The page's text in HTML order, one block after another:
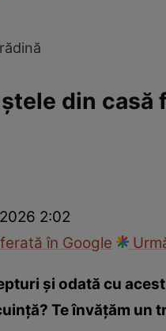
din
2:02
în Google
și odată cu
Te învățăm